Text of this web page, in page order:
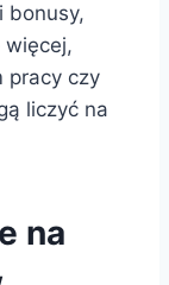
bonusy,
więcej,
pracy czy
liczyć na
na